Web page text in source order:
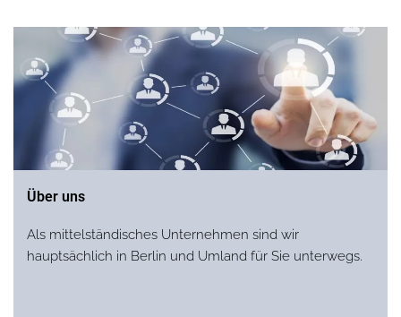
Über uns
Als mittelständisches Unternehmen sind wir
hauptsächlich in Berlin und Umland für Sie unterwegs.